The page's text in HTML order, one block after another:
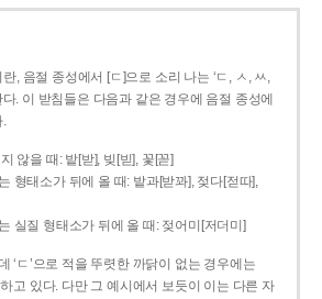
란, 음절 종성에서 [ㄷ]으로 소리 나는 ‘ㄷ, ㅅ, ㅆ,
다. 이 받침들은 다음과 같은 경우에 음절 종성에
.
않을 때: 밭[받], 빚[빋], 꽃[꼳]
형태소가 뒤에 올 때: 밭과[받꽈], 젖다[젇따],
실질 형태소가 뒤에 올 때: 젖어미[저더미]
‘ㄷ’으로 적을 뚜렷한 까닭이 없는 경우에는
고 있다. 다만 그 예시에서 보듯이 이는 다른 자